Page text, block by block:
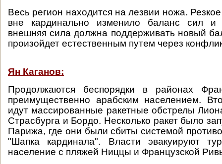
Весь регион находится на лезвии ножа.
вне кардинально изменило баланс сил и
внешняя сила должна поддерживать новый
произойдет естественным путем через
Ян Каганов:
Продолжаются беспорядки в районах
преимущественно арабским населением.
идут массированные ракетные обстрелы
Страсбурга и Бордо. Несколько ракет было
Парижа, где они были сбиты системой
"Шапка кардинала". Власти эвакуируют
население с пляжей Ниццы и Французской